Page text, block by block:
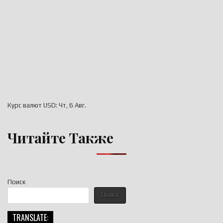
Поиск
Поиск
TRANSLATE:
Курс валют USD: Чт, 6 Авг.
Читайте Также